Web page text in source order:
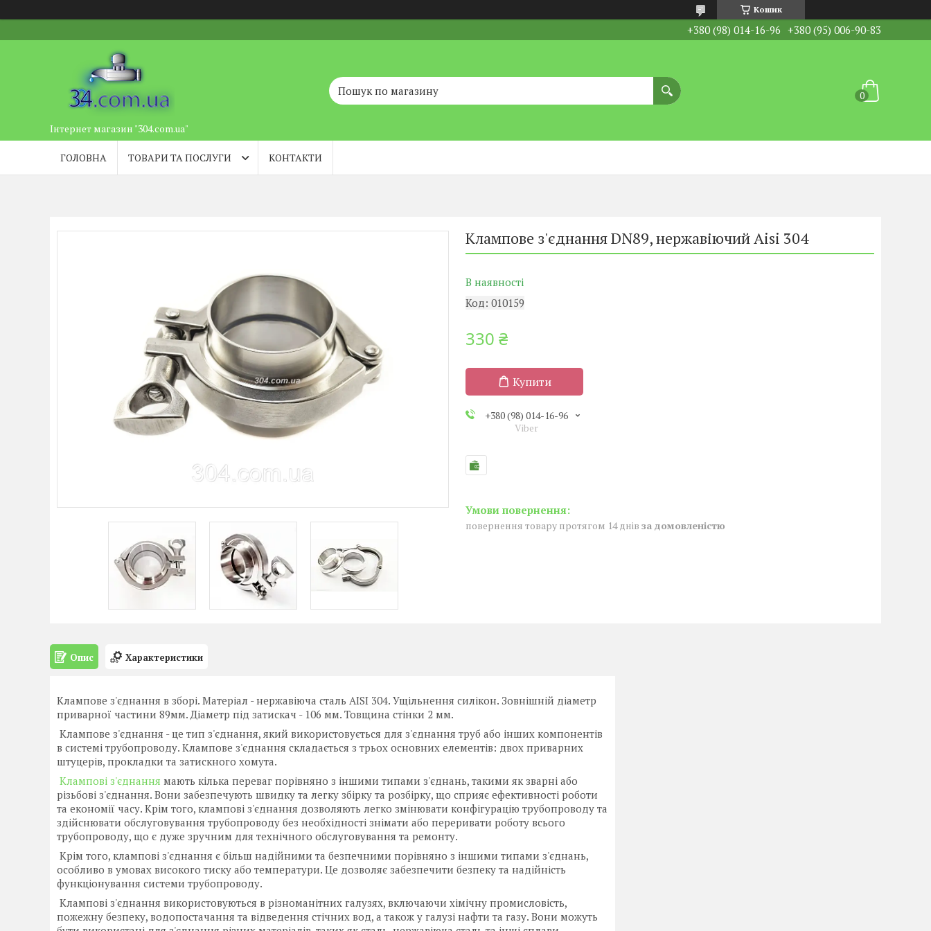
Кошик
+380 (98) 014-16-96 +380 (95) 006-90-83
Інтернет магазин "304.com.ua"
ГОЛОВНА ТОВАРИ ТА ПОСЛУГИ КОНТАКТИ
Клампове з'єднання DN89, нержавіючий Aisi 304
В наявності
Код: 010159
330 ₴
Купити
+380 (98) 014-16-96
Viber
повернення товару протягом 14 днів за домовленістю
Опис Характеристики
Клампове з'єднання в зборі. Матеріал - нержавіюча сталь AISI 304. Ущільнення силікон. Зовнішній діаметр
приварної частини 89мм. Діаметр під затискач - 106 мм. Товщина стінки 2 мм.
Клампове з'єднання - це тип з'єднання, який використовується для з'єднання труб або інших компонентів
в системі трубопроводу. Клампове з'єднання складається з трьох основних елементів: двох приварних
штуцерів, прокладки та затискного хомута.
Клампові з'єднання мають кілька переваг порівняно з іншими типами з'єднань, такими як зварні або
різьбові з'єднання. Вони забезпечують швидку та легку збірку та розбірку, що сприяє ефективності роботи
та економії часу. Крім того, клампові з'єднання дозволяють легко змінювати конфігурацію трубопроводу та
здійснювати обслуговування трубопроводу без необхідності знімати або переривати роботу всього
трубопроводу, що є дуже зручним для технічного обслуговування та ремонту.
Крім того, клампові з'єднання є більш надійними та безпечними порівняно з іншими типами з'єднань,
особливо в умовах високого тиску або температури. Це дозволяє забезпечити безпеку та надійність
функціонування системи трубопроводу.
Клампові з'єднання використовуються в різноманітних галузях, включаючи хімічну промисловість,
пожежну безпеку, водопостачання та відведення стічних вод, а також у галузі нафти та газу. Вони можуть